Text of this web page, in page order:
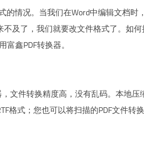
的情况。当我们在Word中编辑文档时
及了，我们就要改文件格式了。如
鑫PDF转换器。
，文件转换精度高，没有乱码。本地
格式；您也可以将扫描的PDF文件转